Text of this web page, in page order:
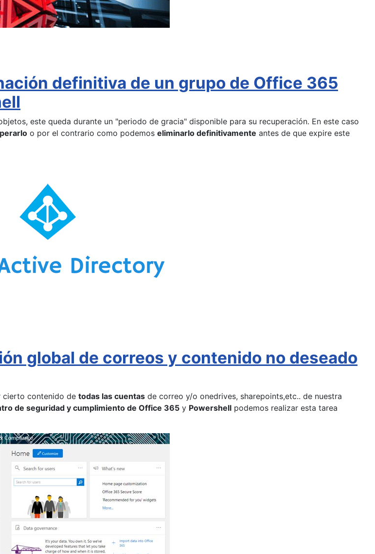
definitiva de un grupo de Office 365
este queda durante un "periodo de gracia" disponible para su recuperación. En este caso
o por el contrario como podemos eliminarlo definitivamente antes de que expire este
global de correos y contenido no deseado
cierto contenido de todas las cuentas de correo y/o onedrives, sharepoints,etc.. de nuestra
de seguridad y cumplimiento de Office 365 y Powershell podemos realizar esta tarea